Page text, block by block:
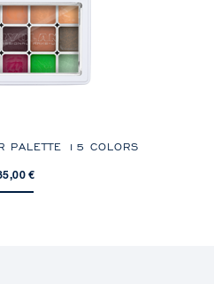
PALETTE 15 COLORS
€